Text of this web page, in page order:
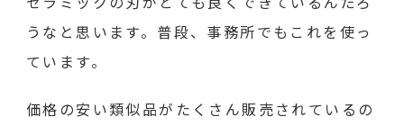
うなと思います。普段、事務所でもこれを使っ
ています。
価格の安い類似品がたくさん販売されているの